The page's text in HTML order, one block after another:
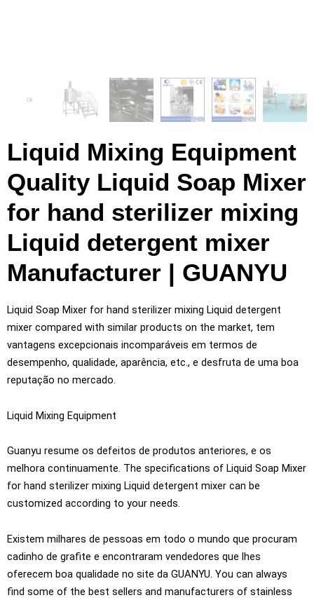
Liquid Mixing Equipment
Quality Liquid Soap Mixer
for hand sterilizer mixing
Liquid detergent mixer
Manufacturer | GUANYU
Liquid Soap Mixer for hand sterilizer mixing Liquid detergent
mixer compared with similar products on the market, tem
vantagens excepcionais incomparáveis ​​em termos de
desempenho, qualidade, aparência, etc., e desfruta de uma boa
reputação no mercado.
Liquid Mixing Equipment
Guanyu resume os defeitos de produtos anteriores, e os
melhora continuamente. The specifications of Liquid Soap Mixer
for hand sterilizer mixing Liquid detergent mixer can be
customized according to your needs.
Existem milhares de pessoas em todo o mundo que procuram
cadinho de grafite e encontraram vendedores que lhes
oferecem boa qualidade no site da GUANYU. You can always
find some of the best sellers and manufacturers of stainless